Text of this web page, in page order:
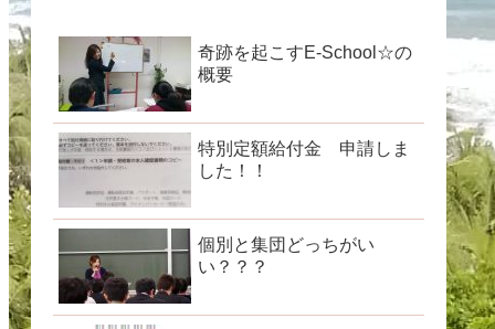
奇跡を起こすE-School☆の
概要
特別定額給付金 申請しま
した！！
個別と集団どっちがい
い？？？